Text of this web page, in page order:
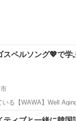
スペルソング💖で学
る【WAWA】Well
韓国語 コミュニティ